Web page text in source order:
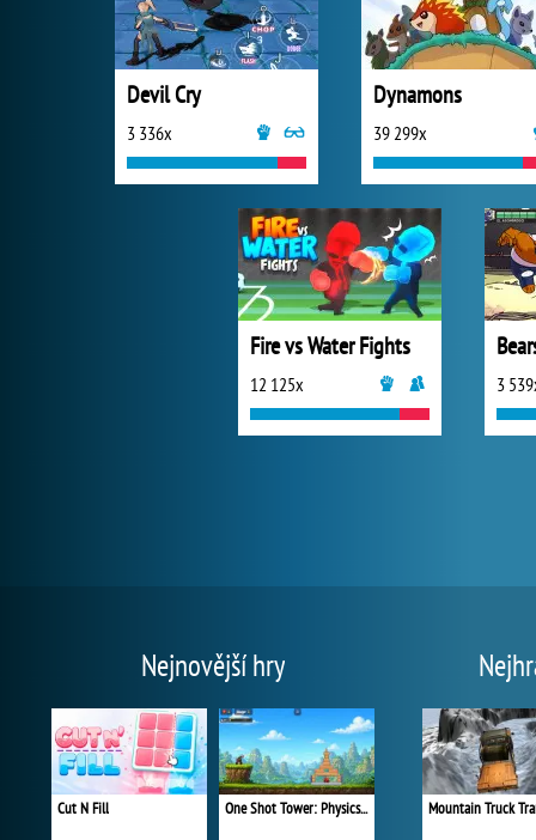
Devil Cry
3 336x
Dynamons
39 299x
Fire vs Water Fights
12 125x 3
Nejnovější hry
Cut N Fill One Shot Tower: Physics Destroyer Mountain Truck